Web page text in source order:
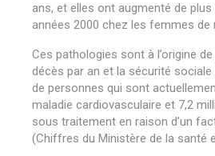
ans, et elles ont augmenté de plus
années 2000 chez les femmes de
Ces pathologies sont à l’origine
décès par an et la sécurité
de personnes qui sont
maladie cardiovasculaire et 7,2
sous traitement en raison d’un
(Chiffres du Ministère de la santé